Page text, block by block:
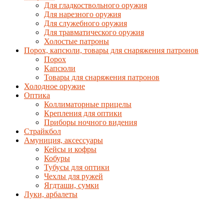
Для гладкоствольного оружия
Для нарезного оружия
Для служебного оружия
Для травматического оружия
Холостые патроны
Порох, капсюли, товары для снаряжения патронов
Порох
Капсюли
Товары для снаряжения патронов
Холодное оружие
Оптика
Коллиматорные прицелы
Крепления для оптики
Приборы ночного видения
Страйкбол
Амуниция, аксессуары
Кейсы и кофры
Кобуры
Тубусы для оптики
Чехлы для ружей
Ягдташи, сумки
Луки, арбалеты